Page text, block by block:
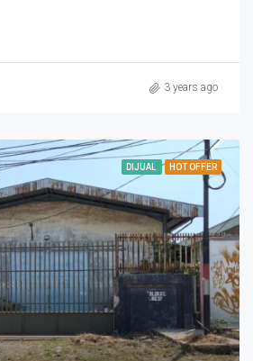
3 years ago
DIJUAL HOT OFFER